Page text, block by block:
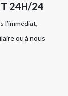
24H/24
l’immédiat,
ou à nous